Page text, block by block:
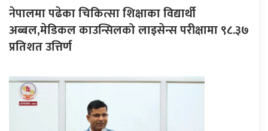
नेपालमा पढेका चिकित्सा शिक्षाका विद्यार्थी
अब्बल,मेडिकल काउन्सिलको लाइसेन्स परीक्षामा ९८.३७
प्रतिशत उत्तिर्ण